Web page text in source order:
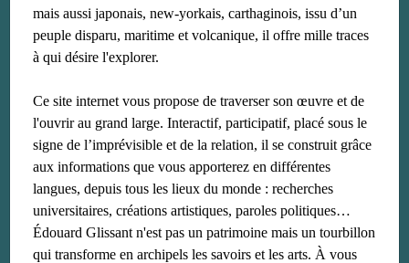
mais aussi japonais, new-yorkais, carthaginois, issu d’un
peuple disparu, maritime et volcanique, il offre mille traces
à qui désire l'explorer.
Ce site internet vous propose de traverser son œuvre et de
l'ouvrir au grand large. Interactif, participatif, placé sous le
signe de l’imprévisible et de la relation, il se construit grâce
aux informations que vous apporterez en différentes
langues, depuis tous les lieux du monde : recherches
universitaires, créations artistiques, paroles politiques…
Édouard Glissant n'est pas un patrimoine mais un tourbillon
qui transforme en archipels les savoirs et les arts. À vous